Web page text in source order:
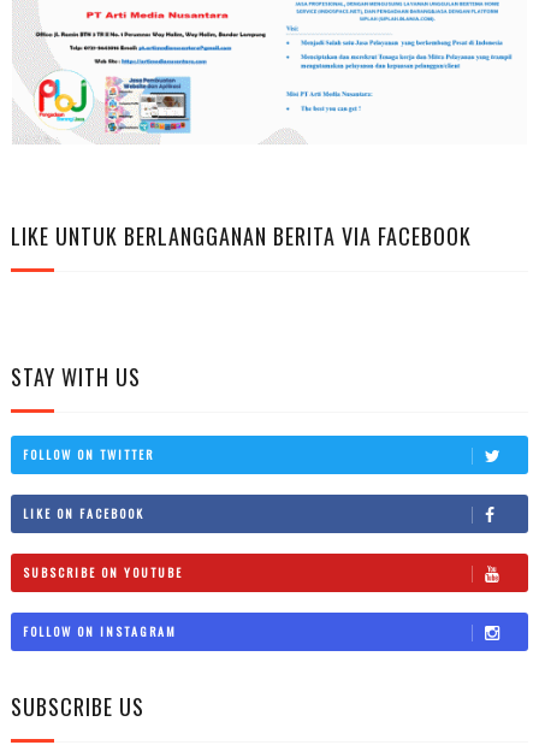
LIKE UNTUK BERLANGGANAN BERITA VIA FACEBOOK
STAY WITH US
FOLLOW ON TWITTER
LIKE ON FACEBOOK
SUBSCRIBE ON YOUTUBE
FOLLOW ON INSTAGRAM
SUBSCRIBE US